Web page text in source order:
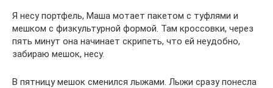
Я несу портфель, Маша мотает пакетом с туфлями и
мешком с физкультурной формой. Там кроссовки, через
пять минут она начинает скрипеть, что ей неудобно,
забираю мешок, несу.
В пятницу мешок сменился лыжами. Лыжи сразу понесла